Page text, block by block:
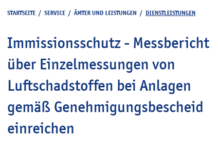
STARTSEITE / SERVICE / ÄMTER UND LEISTUNGEN / DIENSTLEISTUNGEN
Immissionsschutz - Messbericht
über Einzelmessungen von
Luftschadstoffen bei Anlagen
gemäß Genehmigungsbescheid
einreichen